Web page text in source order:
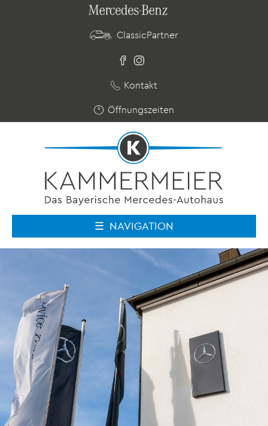
ClassicPartner
Kontakt
Öffnungszeiten
NAVIGATION